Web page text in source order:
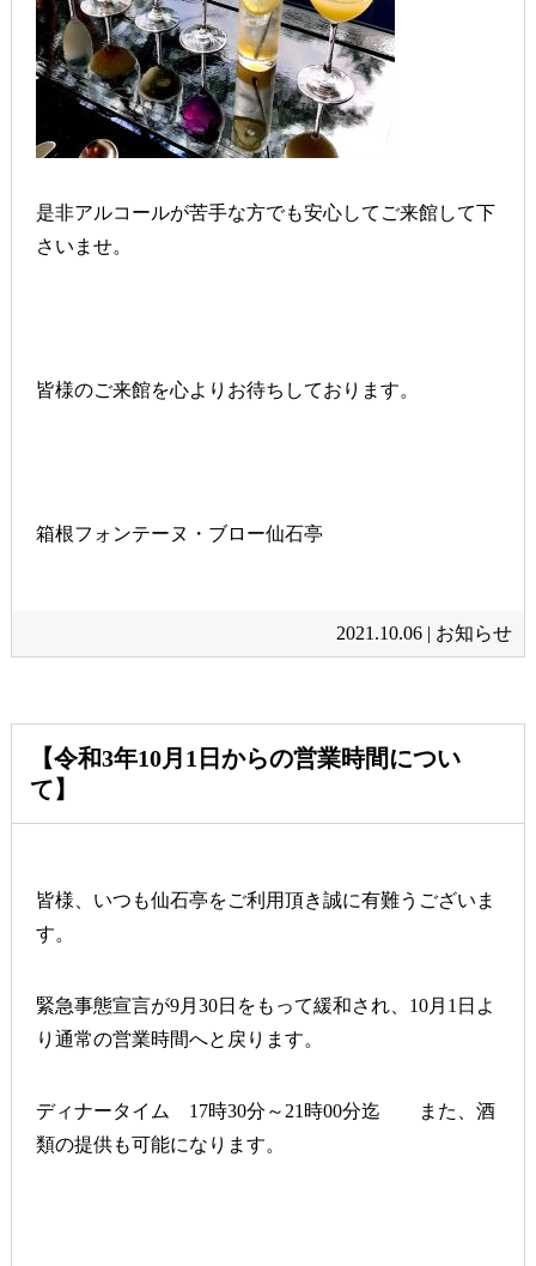
是非アルコールが苦手な方でも安心してご来館して下
さいませ。
皆様のご来館を心よりお待ちしております。
箱根フォンテーヌ・ブロー仙石亭
2021.10.06 | お知らせ
【令和3年10月1日からの営業時間につい
て】
皆様、いつも仙石亭をご利用頂き誠に有難うございま
す。
緊急事態宣言が9月30日をもって緩和され、10月1日よ
り通常の営業時間へと戻ります。
ディナータイム 17時30分～21時00分迄 また、酒
類の提供も可能になります。